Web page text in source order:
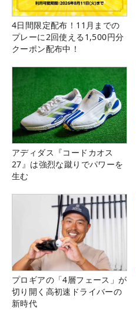
4日間限定配布！11月までの
プレーに2回使える1,500円分
クーポン配布中！
アディダス『コードカオス
27』は強烈な蹴りでパワーを
生む
プロギアの「4層フェース」が
切り開く高初速ドライバーの
新時代